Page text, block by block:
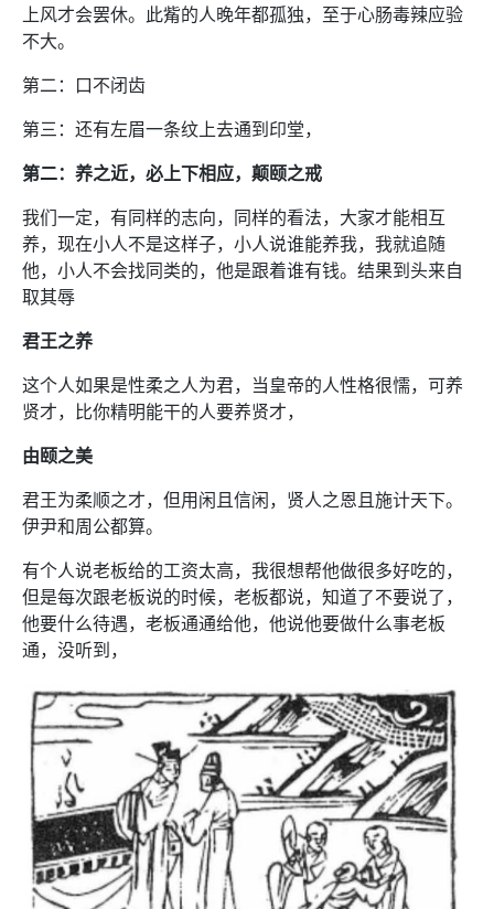
上风才会罢休。此觜的人晚年都孤独，至于心肠毒辣应验
不大。
第二：口不闭齿
第三：还有左眉一条纹上去通到印堂，
第二：养之近，必上下相应，颠颐之戒
我们一定，有同样的志向，同样的看法，大家才能相互
养，现在小人不是这样子，小人说谁能养我，我就追随
他，小人不会找同类的，他是跟着谁有钱。结果到头来自
取其辱
君王之养
这个人如果是性柔之人为君，当皇帝的人性格很懦，可养
贤才，比你精明能干的人要养贤才，
由颐之美
君王为柔顺之才，但用闲且信闲，贤人之恩且施计天下。
伊尹和周公都算。
有个人说老板给的工资太高，我很想帮他做很多好吃的，
但是每次跟老板说的时候，老板都说，知道了不要说了，
他要什么待遇，老板通通给他，他说他要做什么事老板
通，没听到，